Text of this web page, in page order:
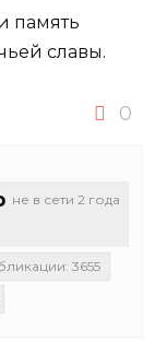
память
славы.
0
не в сети 2 года
3655